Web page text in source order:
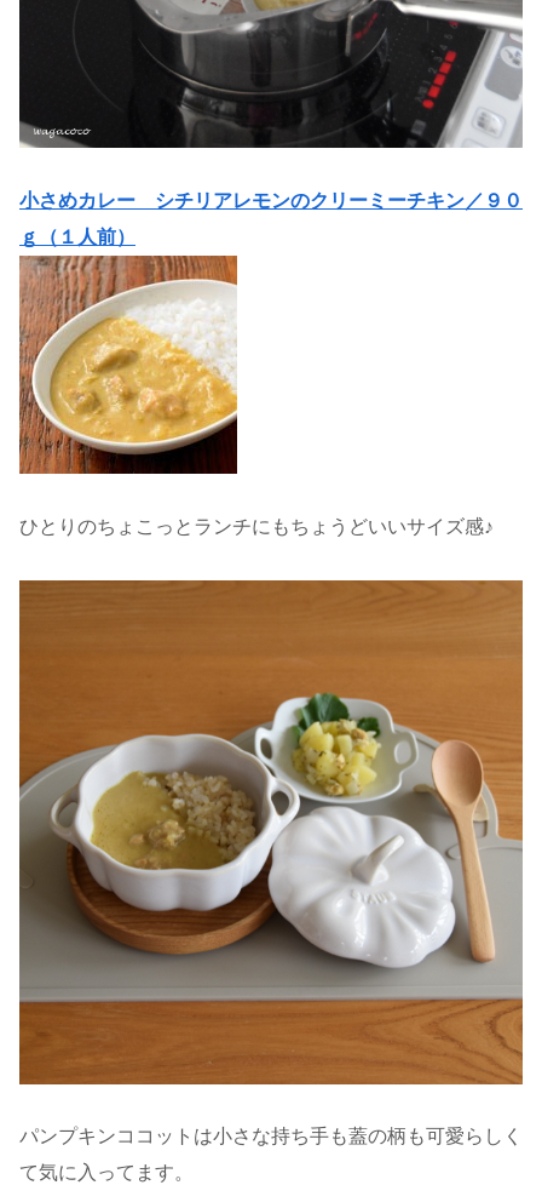
小さめカレー シチリアレモンのクリーミーチキン／９０
ｇ（１人前）
ひとりのちょこっとランチにもちょうどいいサイズ感♪
パンプキンココットは小さな持ち手も蓋の柄も可愛らしく
て気に入ってます。